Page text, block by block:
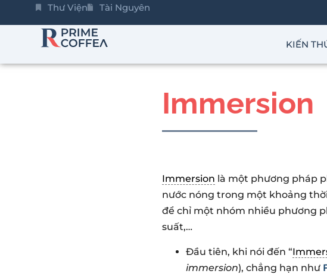
Thư Viện Tài Nguyên
KIẾN
Immersion
Immersion là một phương pháp
nước nóng trong một khoảng
để chỉ một nhóm nhiều phương
suất,…
Đầu tiên, khi nói đến “
immersion), chẳng hạn như